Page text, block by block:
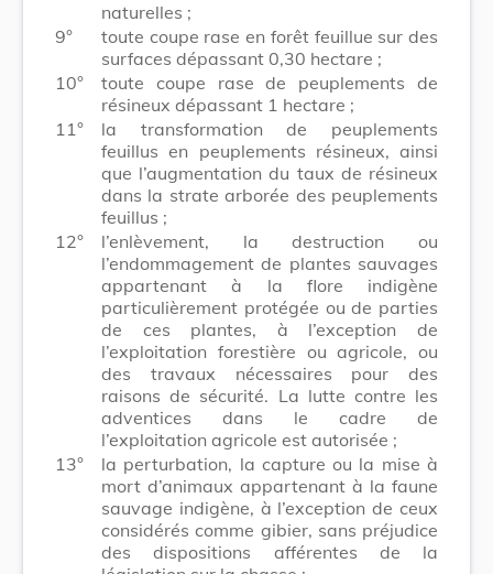
naturelles ;
9°
toute coupe rase en forêt feuillue sur des
surfaces dépassant 0,30 hectare ;
10°
toute coupe rase de peuplements de
résineux dépassant 1 hectare ;
11°
la transformation de peuplements
feuillus en peuplements résineux, ainsi
que l’augmentation du taux de résineux
dans la strate arborée des peuplements
feuillus ;
12°
l’enlèvement, la destruction ou
l’endommagement de plantes sauvages
appartenant à la flore indigène
particulièrement protégée ou de parties
de ces plantes, à l’exception de
l’exploitation forestière ou agricole, ou
des travaux nécessaires pour des
raisons de sécurité. La lutte contre les
adventices dans le cadre de
l’exploitation agricole est autorisée ;
13°
la perturbation, la capture ou la mise à
mort d’animaux appartenant à la faune
sauvage indigène, à l’exception de ceux
considérés comme gibier, sans préjudice
des dispositions afférentes de la